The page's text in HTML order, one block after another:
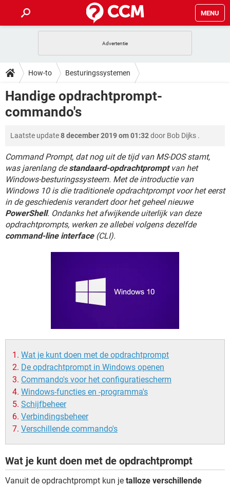
MENU
INSTAGRAM WINDOWS 10
NETFLIX CORONAVIRUS
GRATIS
HOW-TO
VIDEOBELLEN GAMES
INSTAGRAM WINDOWS 10
GRATIS SNAPCHAT
TIKTOK
DOWNLOADS
VIDEOBELLEN
GRATIS SNAPCHAT
TIKTOK
FORUM
VIDEOBELLEN GAMES
INSTAGRAM WINDOWS 10
NETFLIX CORONAVIRUS
GRATIS SNAPCHAT
TIKTOK
VIDEOBELLEN GAMES
INSTAGRAM WINDOWS 10
NETFLIX CORONAVIRUS
GRATIS SNAPCHAT
TIKTOK
How-to Besturingssystemen
Handige opdrachtprompt-
commando's
Laatste update8 december 2019 om 01:32door Bob Dijks .
Command Prompt, dat nog uit de tijd van MS-DOS stamt,
was jarenlang destandaard-opdrachtpromptvan het
Windows-besturingssysteem. Met de introductie van
Windows 10 is die traditionele opdrachtprompt voor het eerst
in de geschiedenis verandert door het geheel nieuwe
PowerShell. Ondanks het afwijkende uiterlijk van deze
opdrachtprompts, werken ze allebei volgens dezelfde
command-line interface(CLI).
Wat je kunt doen met de opdrachtprompt
De opdrachtprompt in Windows openen
Commando's voor het configuratiescherm
Windows-functies en -programma's
Schijfbeheer
Verbindingsbeheer
Verschillende commando's
Wat je kunt doen met de opdrachtprompt
Vanuit de opdrachtprompt kun je talloze verschillende